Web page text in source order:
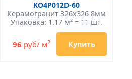
KO4P012D-60
Керамогранит 326x326 8мм
Упаковка: 1.17 м² = 11 шт.
96 руб/ м2 Купить